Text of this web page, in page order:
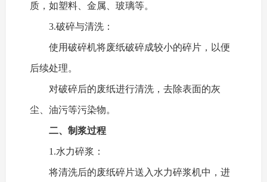
质，如塑料、金属、玻璃等。
3.破碎与清洗：
使用破碎机将废纸破碎成较小的碎片，以便
后续处理。
对破碎后的废纸进行清洗，去除表面的灰
尘、油污等污染物。
二、 制浆过程
1.水力碎浆：
将清洗后的废纸碎片送入水力碎浆机中，进